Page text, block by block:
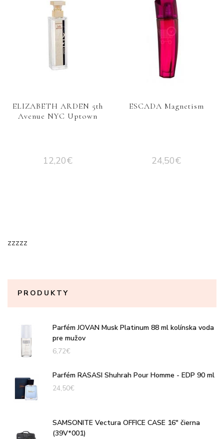
ELIZABETH ARDEN 5th
Avenue NYC Uptown
12,20€
ESCADA Magnetism
24,50€
zzzzz
PRODUKTY
Parfém JOVAN Musk Platinum 88 ml kolínska voda
pre mužov
6,72€
Parfém RASASI Shuhrah Pour Homme - EDP 90 ml
24,50€
SAMSONITE Vectura OFFICE CASE 16" čierna
(39V*001)